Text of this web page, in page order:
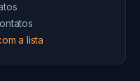
a lista